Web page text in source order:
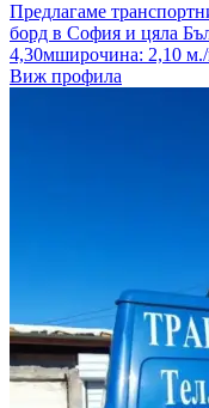
Предлагаме
борд в София и цяла
4,30мширочина: 2,10
Виж профила